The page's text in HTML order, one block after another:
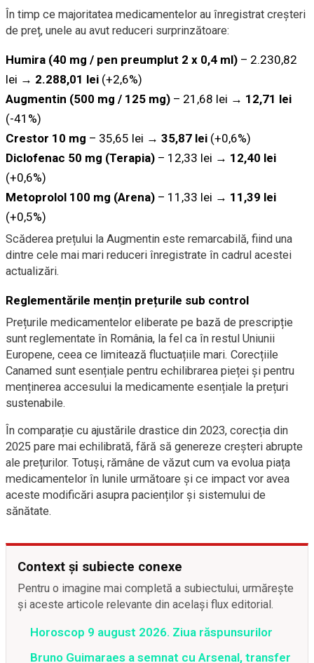
În timp ce majoritatea medicamentelor au înregistrat creșteri
de preț, unele au avut reduceri surprinzătoare:
Humira (40 mg / pen preumplut 2 x 0,4 ml) – 2.230,82
lei → 2.288,01 lei (+2,6%)
Augmentin (500 mg / 125 mg) – 21,68 lei → 12,71 lei
(-41%)
Crestor 10 mg – 35,65 lei → 35,87 lei (+0,6%)
Diclofenac 50 mg (Terapia) – 12,33 lei → 12,40 lei
(+0,6%)
Metoprolol 100 mg (Arena) – 11,33 lei → 11,39 lei
(+0,5%)
Scăderea prețului la Augmentin este remarcabilă, fiind una
dintre cele mai mari reduceri înregistrate în cadrul acestei
actualizări.
Reglementările mențin prețurile sub control
Prețurile medicamentelor eliberate pe bază de prescripție
sunt reglementate în România, la fel ca în restul Uniunii
Europene, ceea ce limitează fluctuațiile mari. Corecțiile
Canamed sunt esențiale pentru echilibrarea pieței și pentru
menținerea accesului la medicamente esențiale la prețuri
sustenabile.
În comparație cu ajustările drastice din 2023, corecția din
2025 pare mai echilibrată, fără să genereze creșteri abrupte
ale prețurilor. Totuși, rămâne de văzut cum va evolua piața
medicamentelor în lunile următoare și ce impact vor avea
aceste modificări asupra pacienților și sistemului de
sănătate.
Context și subiecte conexe
Pentru o imagine mai completă a subiectului, urmărește
și aceste articole relevante din același flux editorial.
Horoscop 9 august 2026. Ziua răspunsurilor
Bruno Guimaraes a semnat cu Arsenal, transfer